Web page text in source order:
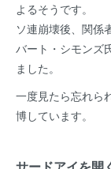
よるそうです。
ソ連崩壊後、関係
バート・シモンズ
ました。
一度見たら忘れら
博しています。